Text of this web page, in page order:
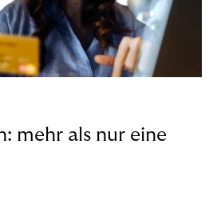
mehr als nur eine